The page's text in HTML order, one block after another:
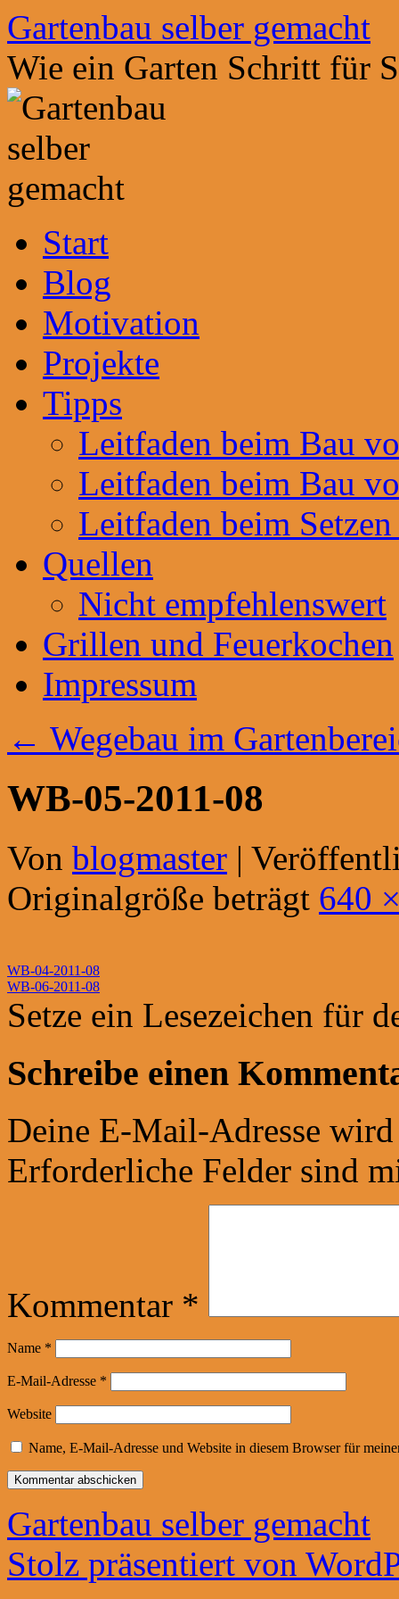
Zum
Inhalt
springen
Gartenbau selber gemacht
Wie ein Garten Schritt für
Start
Blog
Motivation
Projekte
Tipps
Leitfaden beim Bau
Leitfaden beim Bau
Leitfaden beim
Quellen
Nicht empfehlenswert
Grillen und Feuerkochen
Impressum
← Wegebau im
WB-05-2011-08
Von blogmaster |
Originalgröße beträgt 640
WB-04-2011-08
WB-06-2011-08
Setze ein Lesezeichen für
Schreibe einen
Deine E-Mail-Adresse
Erforderliche Felder sind
Kommentar *
Name *
E-Mail-Adresse *
Website
Name, E-Mail-Adresse und Website in diesem Browser für
Gartenbau selber gemacht
Stolz präsentiert von